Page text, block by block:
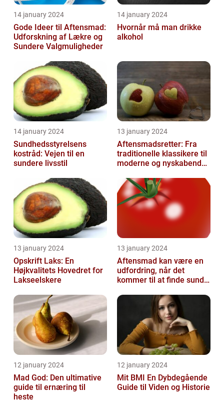
14 january 2024
Gode Ideer til Aftensmad:
Udforskning af Lækre og
Sundere Valgmuligheder
14 january 2024
Hvornår må man drikke
alkohol
14 january 2024
Sundhedsstyrelsens
kostråd: Vejen til en
sundere livsstil
13 january 2024
Aftensmadsretter: Fra
traditionelle klassikere til
moderne og nyskabende
13 january 2024
Opskrift Laks: En
Højkvalitets Hovedret for
Lakseelskere
13 january 2024
Aftensmad kan være en
udfordring, når det
kommer til at finde sunde
samtidi...
12 january 2024
Mad God: Den ultimative
guide til ernæring til
heste
12 january 2024
Mit BMI En Dybdegående
Guide til Viden og Historie